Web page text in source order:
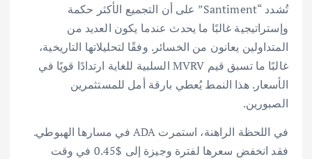
تُشدد “Santiment” على أن التجميع الأكثر حكمة
وإستراتيجية غالبًا ما يحدث عندما يكون العديد من
المتداولين يعانون من الخسائر. وفقًا لتحليلاتها التاريخية،
غالبًا ما تسبق قيم MVRV السلبية للغاية ارتدادًا قويًا في
الأسعار. هذا النمط يُعطي بارقة أمل للمستثمرين
الصبورين.
في اللحظة الراهنة، استمرت ADA في مسارها الهبوطي.
فقد انخفض سعرها لفترة وجيزة إلى $0.45 في وقت